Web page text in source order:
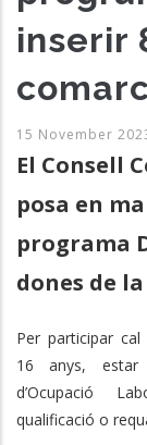
inserir
15 November
El Consell
posa en
programa
dones de
Per participar
16 anys, estar
d’Ocupació
qualificació o